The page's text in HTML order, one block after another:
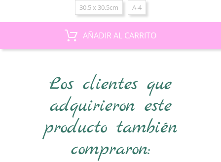
30.5 x 30.5cm A-4
AÑADIR AL CARRITO
Los clientes que
adquirieron este
producto también
compraron: